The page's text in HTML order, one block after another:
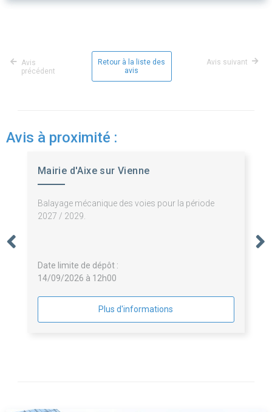
Avis
précédent
Retour à la liste des
avis
Avis suivant
Avis à proximité :
Mairie d'Aixe sur Vienne
Balayage mécanique des voies pour la période
2027 / 2029.
Date limite de dépôt :
14/09/2026 à 12h00
Plus d'informations